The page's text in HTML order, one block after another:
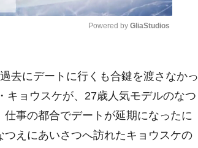
u
t
e
Powered by GliaStudios
去にデートに行くも合鍵を渡さなかっ
キョウスケが、27歳人気モデルのなつ
事の都合でデートが延期になったに
えにあいさつへ訪れたキョウスケの